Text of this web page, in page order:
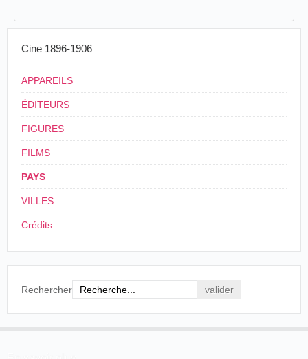
Cine 1896-1906
APPAREILS
ÉDITEURS
FIGURES
FILMS
PAYS
VILLES
Crédits
Rechercher